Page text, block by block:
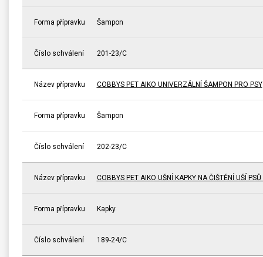
Forma přípravku Šampon
Číslo schválení 201-23/C
Název přípravku COBBYS PET AIKO UNIVERZÁLNÍ ŠAMPON PRO PSY
Forma přípravku Šampon
Číslo schválení 202-23/C
Název přípravku COBBYS PET AIKO UŠNÍ KAPKY NA ČIŠTĚNÍ UŠÍ
Forma přípravku Kapky
Číslo schválení 189-24/C